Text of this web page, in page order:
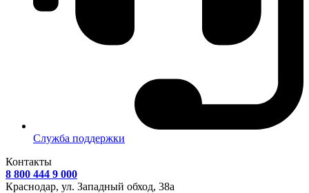
Служба поддержки
Контакты
8 800 444 9 000
Краснодар, ул. Западный обход, 38а